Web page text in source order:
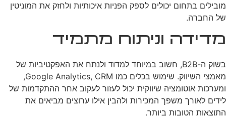
מובילים בתחום יכולים לספק הפניות איכותיות ולחזק את המוניטין
של החברה.
מדידה וניתוח מתמיד
בשוק ה-B2B, חשוב במיוחד למדוד ולנתח את האפקטיביות של
מאמצי השיווק. שימוש בכלים כמו Google Analytics, CRM,
ומערכות אוטומציה שיווקית יכול לעזור לעקוב אחר ההתקדמות של
לידים לאורך משפך המכירות ולהבין אילו ערוצים מביאים את
התוצאות הטובות ביותר.